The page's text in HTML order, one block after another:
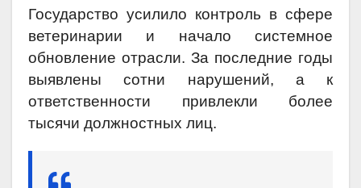
Государство усилило контроль в сфере
ветеринарии и начало системное
обновление отрасли. За последние годы
выявлены сотни нарушений, а к
ответственности привлекли более
тысячи должностных лиц.